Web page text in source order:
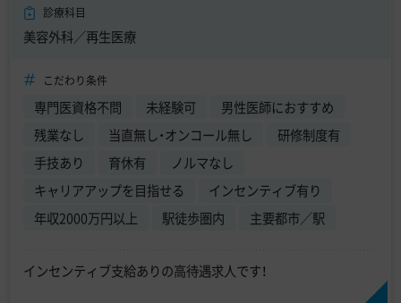
診療科目
美容外科／再生医療
こだわり条件
専門医資格不問 未経験可
男性医師におすすめ
残業なし
当直無し・オンコール無し
研修制度有
手技あり
育休有
ノルマなし
キャリアアップを目指せる
インセンティブ有り
年収2000万円以上
駅徒歩圏内 主要都市／駅
インセンティブ支給ありの高待遇求人です！